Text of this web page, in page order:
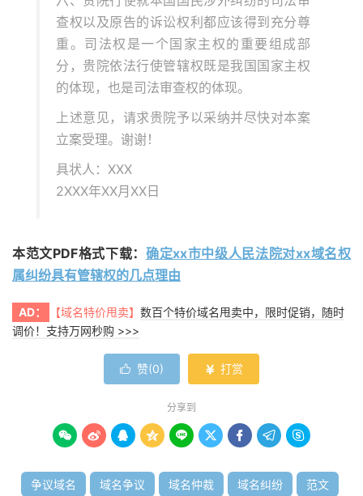
查权以及原告的诉讼权利都应该得到充分尊
重。司法权是一个国家主权的重要组成部
分，贵院依法行使管辖权既是我国国家主权
的体现，也是司法审查权的体现。
上述意见，请求贵院予以采纳并尽快对本案
立案受理。谢谢！
具状人：XXX
2XXX年XX月XX日
本范文PDF格式下载： 确定xx市中级人民法院对xx域名权
属纠纷具有管辖权的几点理由
AD： 【域名特价甩卖】 数百个特价域名甩卖中，限时促销，随时
调价！支持万网秒购 >>>
 赞(0)  打赏
分享到
        
争议域名 域名争议 域名仲裁 域名纠纷 范文